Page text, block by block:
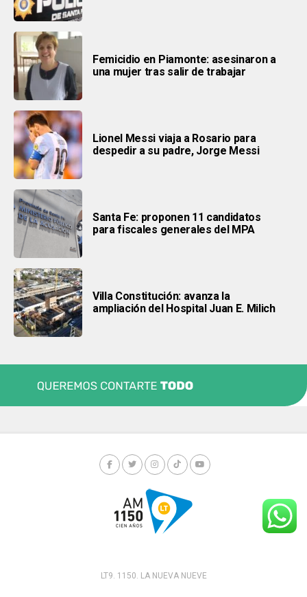
Femicidio en Piamonte: asesinaron a
una mujer tras salir de trabajar
Lionel Messi viaja a Rosario para
despedir a su padre, Jorge Messi
Santa Fe: proponen 11 candidatos
para fiscales generales del MPA
Villa Constitución: avanza la
ampliación del Hospital Juan E. Milich
LT9. 1150. LA NUEVA NUEVE